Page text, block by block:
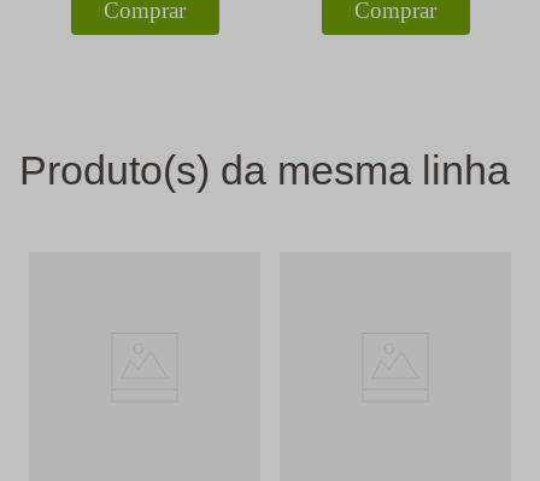
Comprar
Comprar
Produto(s) da mesma linha